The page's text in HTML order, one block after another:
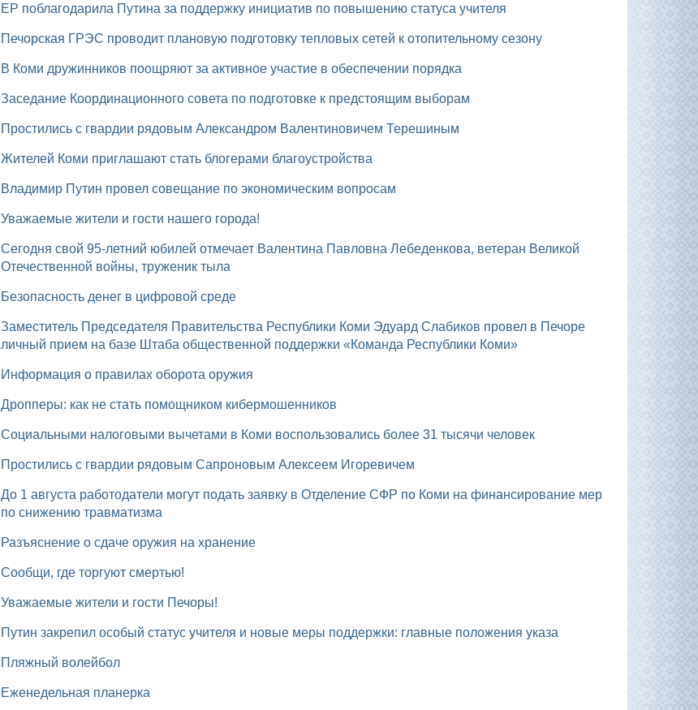
ЕР поблагодарила Путина за поддержку инициатив по повышению статуса учителя
Печорская ГРЭС проводит плановую подготовку тепловых сетей к отопительному сезону
В Коми дружинников поощряют за активное участие в обеспечении порядка
Заседание Координационного совета по подготовке к предстоящим выборам
Простились с гвардии рядовым Александром Валентиновичем Терешиным
Жителей Коми приглашают стать блогерами благоустройства
Владимир Путин провел совещание по экономическим вопросам
Уважаемые жители и гости нашего города!
Сегодня свой 95-летний юбилей отмечает Валентина Павловна Лебеденкова, ветеран Великой
Отечественной войны, труженик тыла
Безопасность денег в цифровой среде
Заместитель Председателя Правительства Республики Коми Эдуард Слабиков провел в Печоре
личный прием на базе Штаба общественной поддержки «Команда Республики Коми»
Информация о правилах оборота оружия
Дропперы: как не стать помощником кибермошенников
Социальными налоговыми вычетами в Коми воспользовались более 31 тысячи человек
Простились с гвардии рядовым Сапроновым Алексеем Игоревичем
До 1 августа работодатели могут подать заявку в Отделение СФР по Коми на финансирование мер
по снижению травматизма
Разъяснение о сдаче оружия на хранение
Сообщи, где торгуют смертью!
Уважаемые жители и гости Печоры!
Путин закрепил особый статус учителя и новые меры поддержки: главные положения указа
Пляжный волейбол
Еженедельная планерка